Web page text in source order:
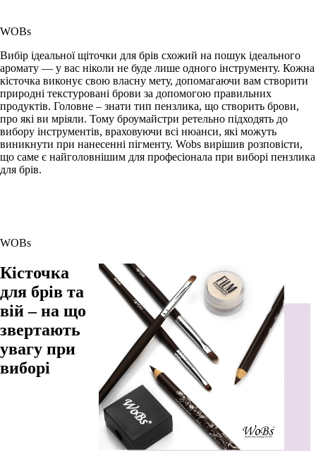
WOBs
Вибір ідеальної щіточки для брів схожий на пошук ідеального
аромату — у вас ніколи не буде лише одного інструменту. Кожна
кісточка виконує свою власну мету, допомагаючи вам створити
природні текстуровані брови за допомогою правильних
продуктів. Головне – знати тип пензлика, що створить брови,
про які ви мріяли. Тому броумайстри ретельно підходять до
вибору інструментів, враховуючи всі нюанси, які можуть
виникнути при нанесенні пігменту. Wobs вирішив розповісти,
що саме є найголовнішим для професіонала при виборі пензлика
для брів.
WOBs
Кісточка
для брів та
вій – на що
звертають
увагу при
виборі